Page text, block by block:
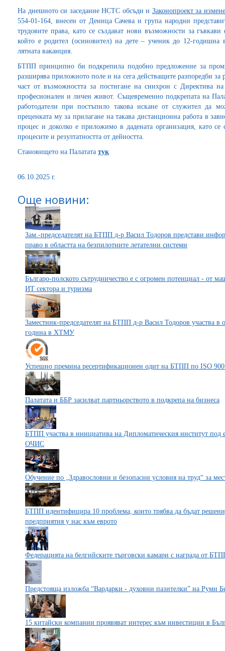
На днешното си заседание НСТС обсъди и Законопроект за
554-01-164, внесен от Деница Сачева и група народни
трудовите права, като се създават нови възможности за
който е родител (осиновител) на дете – ученик до 12-
лятната ваканция.
БТПП принципно би подкрепила подобно предложение за
разширява приложното поле и на сега действащите разпоредби
част от възможността за постигане на синхрон с Директива
професионален и личен живот. Същевременно подкрепата на
работодатели при постъпило такова искане от служител да
преценката му за прилагане на такава дистанционна работа в
процес и доколко е приложимо в дадената организация, като
процесите и резултатността от дейността.
Становището на Палатата тук
06.10.2025 г.
Още новини:
Зам.-председателят на БТПП д-р Васил Тодоров представи
право в областта на безпилотните летателни системи
Българо-полското сътрудничество е с огромен потенциал - от
ИТ сектора и туризма
Заместник-председателят на БТПП д-р Васил Тодоров участва в
година в ХТМУ
Успешно премина ресертификационен одит на БТПП по ISO
Палатата и ББР засилват партньорството в подкрепа на бизнеса
БТПП участва в инициатива на Дипломатическия институт под
ОЧИС
Обучение по „Здравословни и безопасни условия на труд“ за
БТПП идентифицира 10 проблема, които трябва да бъдат
предприятия у нас към еврото
Федерацията на белгийските търговски камари с награда от
Предстояща изложба “Вардарки - духовни пазителки” на Руми
15 китайски компании проявяват интерес към инвестиции в